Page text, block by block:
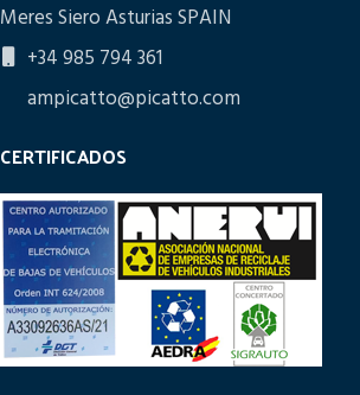
Meres Siero Asturias SPAIN
+34 985 794 361
ampicatto@picatto.com
CERTIFICADOS